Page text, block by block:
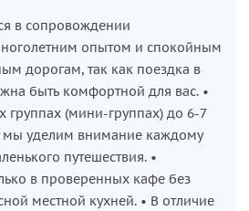
в сопровождении
опытом и спокойным
дорогам, так как поездка в
быть комфортной для вас. •
группах (мини-группах) до 6-7
мы уделим внимание каждому
путешествия. •
в проверенных кафе без
местной кухней. • В отличие